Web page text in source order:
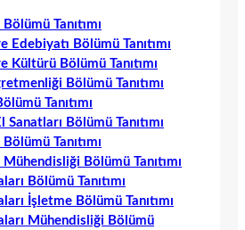
Tanıtımı
Edebiyatı Bölümü Tanıtımı
Kültürü Bölümü Tanıtımı
Bölümü Tanıtımı
Tanıtımı
Sanatları Bölümü Tanıtımı
Tanıtımı
Bölümü Tanıtımı
Bölümü Tanıtımı
İşletme Bölümü Tanıtımı
Mühendisliği Bölümü